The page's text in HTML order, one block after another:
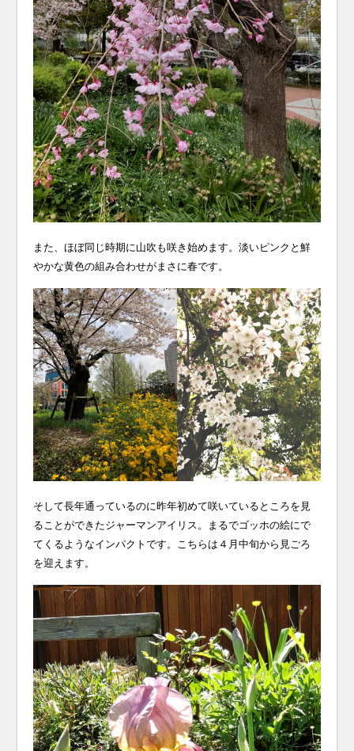
また、ほぼ同じ時期に山吹も咲き始めます。淡いピンクと鮮
やかな黄色の組み合わせがまさに春です。
そして長年通っているのに昨年初めて咲いているところを見
ることができたジャーマンアイリス。まるでゴッホの絵にで
てくるようなインパクトです。 こちらは４月中旬から見ごろ
を迎えます。